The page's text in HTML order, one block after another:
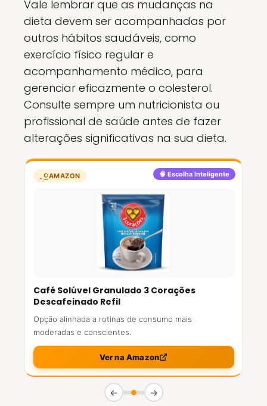
Vale lembrar que as mudanças na
dieta devem ser acompanhadas por
outros hábitos saudáveis, como
exercício físico regular e
acompanhamento médico, para
gerenciar eficazmente o colesterol.
Consulte sempre um nutricionista ou
profissional de saúde antes de fazer
alterações significativas na sua dieta.
🧠 Escolha Inteligente
AMAZON
Café Solúvel Granulado 3 Corações
Descafeinado Refil
Opção alinhada a rotinas de consumo mais
moderadas e conscientes.
Ver na Amazon
← →